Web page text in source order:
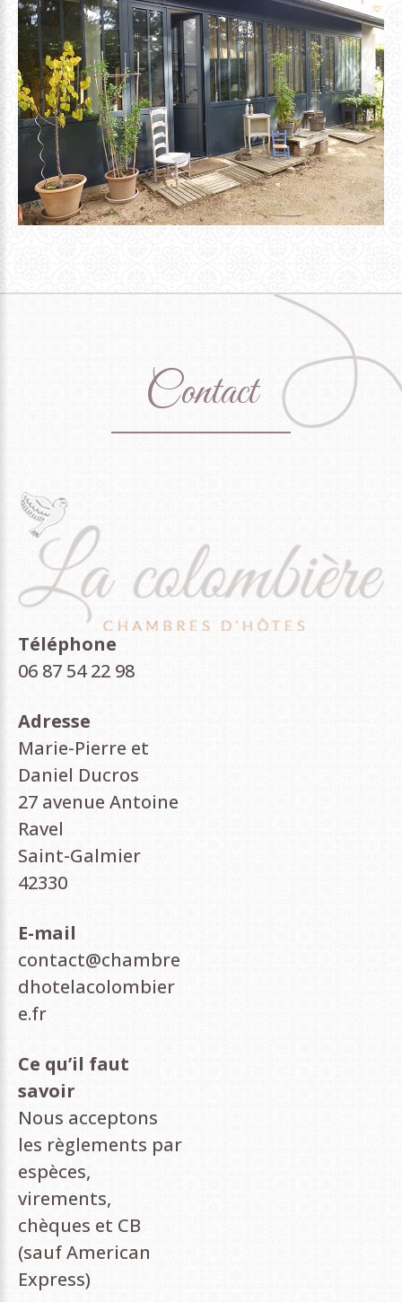
Contact
Téléphone
06 87 54 22 98
Adresse
Marie-Pierre et
Daniel Ducros
27 avenue Antoine
Ravel
Saint-Galmier
42330
E-mail
contact@chambre
dhotelacolombier
e.fr
Ce qu’il faut
savoir
Nous acceptons
les règlements par
espèces,
virements,
chèques et CB
(sauf American
Express)